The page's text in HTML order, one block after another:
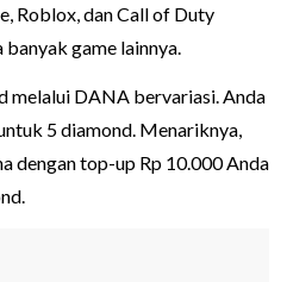
Roblox, dan Call of Duty
game lainnya.
melalui DANA bervariasi. Anda
5 diamond. Menariknya,
dengan top-up Rp 10.000 Anda